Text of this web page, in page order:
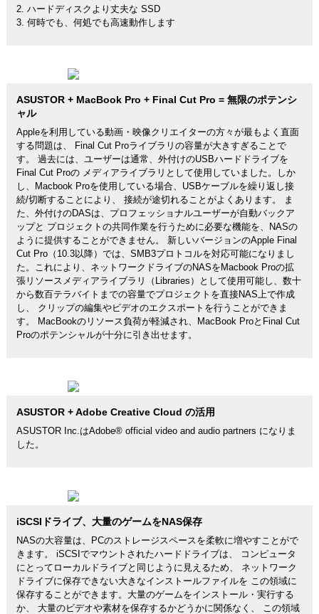
2. ハードディスクより丈夫な SSD
3. 何時でも、何処でも高速動作します
ASUSTOR + MacBook Pro + Final Cut Pro = 無限のポテンシ
ャル
Appleを利用している動画・映像クリエイターの方々が最もよく直面
する問題は、 Final Cut Proライブラリの容量が大きすぎることで
す。 過去には、ユーザーは通常、外付けのUSBハードドライブを
Final Cut Proの メディアライブラリとして使用していました。しか
し、Macbook Proを使用している場合、USBケーブルを繰り返し接
続/切断することにより、 接続が途切れることがよくあります。 ま
た、外付けのDASは、プロフェッショナルユーザーが自動バックア
ップと プロジェクトの共同作業を行うために必要な機能を、NASの
ように提供することができません。 新しいバージョンのApple Final
Cut Pro（10.3以降）では、SMB3プロトコルを対応可能になりまし
た。これにより、ネットワークドライブのNASをMacbook Proの拡
張リソースメディアライブラリ（Libraries）として使用可能し、数十
から数百テラバイトまでの容量でプロジェクトを直接NAS上で作成
し、 クリップの編集やビデオのエクスポートを行うことができま
す。 MacBookのリソース負荷が軽減され、MacBook ProとFinal Cut
Proのポテンシャルが十分に引き出せます。
ASUSTOR + Adobe Creative Cloud の活用
ASUSTOR Inc.はAdobe® official video and audio partners になりま
した。
iSCSIドライブ、大量のゲームをNAS保存
NASの大容量は、PCのストレージスペースを柔軟に増やすことがで
きます。 iSCSIでマウントされたハードドライブは、 コンピュータ
にとってローカルドライブと同じように見えるため、 ネットワーク
ドライブに保存できない大きなインストールファイルを この領域に
保存することができます。大量のゲームをインストール・実行する
か、 大量のビデオや素材を保存するかどうかに関係なく、 この領域